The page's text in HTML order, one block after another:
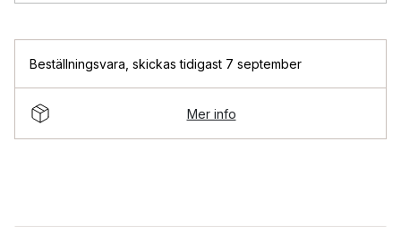
Beställningsvara skickas tidigast 7 september
Mer info